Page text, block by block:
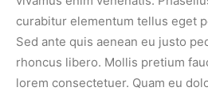
curabitur elementum tellus eget
Sed ante quis aenean eu justo
rhoncus libero. Mollis pretium
lorem consectetuer. Quam eu